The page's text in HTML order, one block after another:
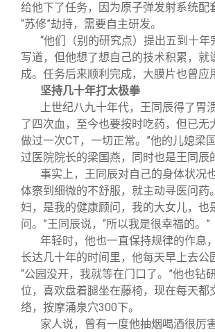
给他下了任务，因为原子弹发射系统配
“苏修”劫持，需要自主研发。
“他们（别的研究点）提出五到十年
写道，但他想了想自己的技术积累，就
成。任务后来顺利完成，大膜片也曾应
坚持几十年打太极拳
上世纪八九十年代，王同辰得了胃
了四次血，至今也要按时吃药，但已无
做过一次CT，一切正常。”他的儿媳梁
过医院院长的梁国燕，同时也是王同辰
事实上，王同辰对自己的身体状况
体察到细微的不舒服，就主动寻医问药
妇，是我的健康顾问，我的大女儿，也
问。”王同辰说，“所以我是很幸福的。”
年轻时，他也一直保持规律的作息
长达几十年的时间里，他每天早上去公
“公园没开，我就等在门口了。”他也钻
位，喜欢盘着腿坐在藤椅，现在每天都
络，按摩涌泉穴300下。
家人说，曾有一度他抽烟喝酒很厉